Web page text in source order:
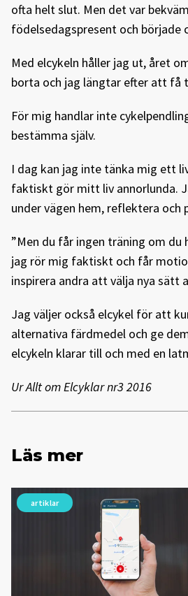
ofta helt slut. Men det var
födelsedagspresent och började
Med elcykeln håller jag ut, året
borta och jag längtar efter att få
För mig handlar inte
bestämma själv.
I dag kan jag inte tänka mig ett
faktiskt gör mitt liv annorlunda.
under vägen hem, reflektera och
”Men du får ingen träning om
jag rör mig faktiskt och får
inspirera andra att välja nya sätt
Jag väljer också elcykel för att
alternativa färdmedel och ge
elcykeln klarar till och med en
Ur Allt om Elcyklar nr3 2016
Läs mer
artiklar